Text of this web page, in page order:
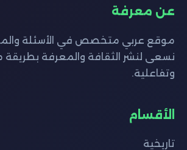
عن معرفة
موقع عربي متخصص في الأسئلة
نسعى لنشر الثقافة والمعرفة
وتفاعلية.
الأقسام
تاريخية